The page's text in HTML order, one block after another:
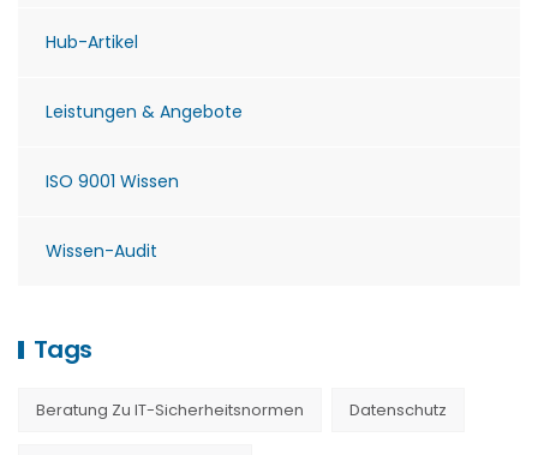
Hub-Artikel
Leistungen & Angebote
ISO 9001 Wissen
Wissen-Audit
Tags
Beratung Zu IT-Sicherheitsnormen Datenschutz